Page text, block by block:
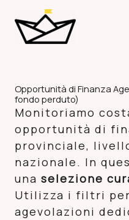
contenuto
Opportunità di Finanza
fondo perduto)
Monitoriamo
opportunità di
provinciale,
nazionale. In
una selezione
Utilizza i filtri
agevolazioni